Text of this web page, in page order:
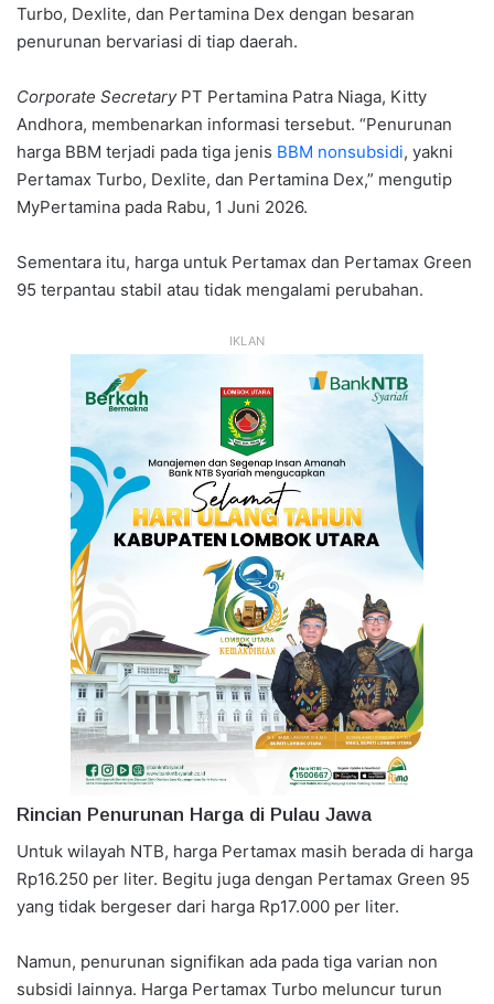
Turbo, Dexlite, dan Pertamina Dex dengan besaran
penurunan bervariasi di tiap daerah.
Corporate SecretaryPT Pertamina Patra Niaga, Kitty
Andhora, membenarkan informasi tersebut. “Penurunan
harga BBM terjadi pada tiga jenis BBM nonsubsidi, yakni
Pertamax Turbo, Dexlite, dan Pertamina Dex,” mengutip
MyPertamina pada Rabu, 1 Juni 2026.
Sementara itu, harga untuk Pertamax dan Pertamax Green
95 terpantau stabil atau tidak mengalami perubahan.
IKLAN
Rincian Penurunan Harga di Pulau Jawa
Untuk wilayah NTB, harga Pertamax masih berada di harga
Rp16.250 per liter. Begitu juga dengan Pertamax Green 95
yang tidak bergeser dari harga Rp17.000 per liter.
Namun, penurunan signifikan ada pada tiga varian non
subsidi lainnya. Harga Pertamax Turbo meluncur turun